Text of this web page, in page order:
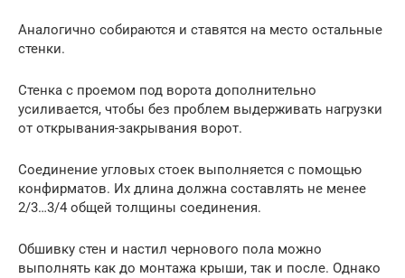
Аналогично собираются и ставятся на место остальные
стенки.
Стенка с проемом под ворота дополнительно
усиливается, чтобы без проблем выдерживать нагрузки
от открывания-закрывания ворот.
Соединение угловых стоек выполняется с помощью
конфирматов. Их длина должна составлять не менее
2/3…3/4 общей толщины соединения.
Обшивку стен и настил чернового пола можно
выполнять как до монтажа крыши, так и после. Однако